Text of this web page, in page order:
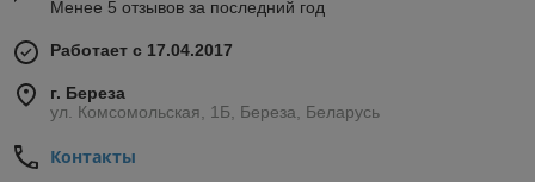
Менее 5 отзывов за последний год
Работает с 17.04.2017
г. Береза
ул. Комсомольская, 1Б, Береза, Беларусь
Контакты